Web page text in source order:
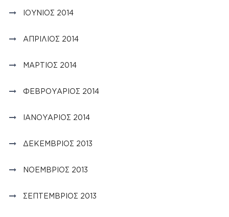
ΙΟΎΝΙΟΣ 2014
ΑΠΡΊΛΙΟΣ 2014
ΜΆΡΤΙΟΣ 2014
ΦΕΒΡΟΥΆΡΙΟΣ 2014
ΙΑΝΟΥΆΡΙΟΣ 2014
ΔΕΚΈΜΒΡΙΟΣ 2013
ΝΟΈΜΒΡΙΟΣ 2013
ΣΕΠΤΈΜΒΡΙΟΣ 2013